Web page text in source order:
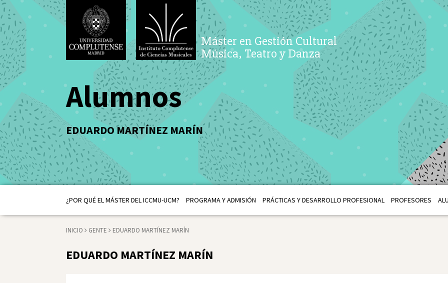
Máster en Gestión Cultural
Música, Teatro y Danza
Alumnos
EDUARDO MARTÍNEZ MARÍN
¿POR QUÉ EL MÁSTER DEL ICCMU-UCM? PROGRAMA Y ADMISIÓN PRÁCTICAS Y DESARROLLO PROFESIONAL PROFESORES
INICIO GENTE EDUARDO MARTÍNEZ MARÍN
EDUARDO MARTÍNEZ MARÍN